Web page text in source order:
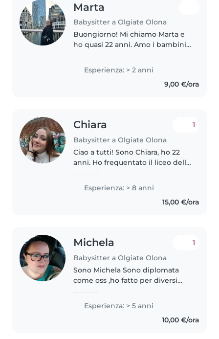
Marta
Babysitter a Olgiate Olona
Buongiorno! Mi chiamo Marta e
ho quasi 22 anni. Amo i bambini,
penso che sia la soddisfazione
migliore che possa provare
qualcuno. Ho avuto esperienze..
Esperienza: > 2 anni
9,00 €/ora
Chiara
Babysitter a Olgiate Olona
1
Ciao a tutti! Sono Chiara, ho 22
anni. Ho frequentato il liceo delle
100/100esimi e studio alla facoltà
di Scienze della Formazione
Esperienza: > 8 anni
15,00 €/ora
Michela
Babysitter a Olgiate Olona
1
Sono Michela Sono diplomata
come oss ,ho fatto per diversi
dell'oratorio,ho fatto animatrice,
ho attestato di primo soccorso, e
ho prestato per anni assistenza..
Esperienza: > 5 anni
10,00 €/ora